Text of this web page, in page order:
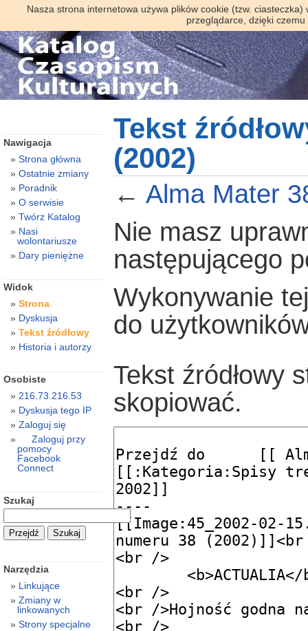
Nasza strona internetowa używa plików cookie (tzw.
przeglądarce, dzięki
Tekst
(2002)
← Alma Mater
Nie masz
następującego
Wykonywanie
do
Tekst źródłowy
skopiować.
Nawigacja
Strona główna
Ostatnie zmiany
Poradnik
O serwisie
Twórz Katalog
Nasi
wolontariusze
Dary pieniężne
Widok
Strona
Dyskusja
Tekst źródłowy
Historia i autorzy
Osobiste
216.73.216.53
Dyskusja tego IP
Zaloguj się
Zaloguj przy
pomocy
Facebook
Connect
Szukaj
Narzędzia
Linkujące
Zmiany w
linkowanych
Strony specjalne